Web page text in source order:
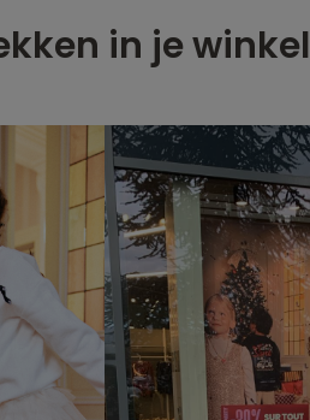
in je winkel